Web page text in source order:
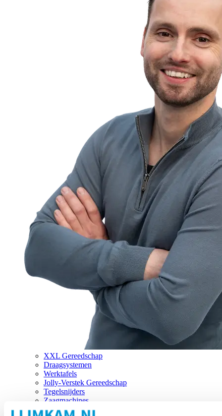
XXL Gereedschap
Draagsystemen
Werktafels
Jolly-Verstek Gereedschap
Tegelsnijders
Zaagmachines
Merken